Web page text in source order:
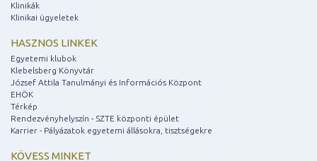
Klinikák
Klinikai ügyeletek
HASZNOS LINKEK
Egyetemi klubok
Klebelsberg Könyvtár
József Attila Tanulmányi és Információs Központ
EHÖK
Térkép
Rendezvényhelyszín - SZTE központi épület
Karrier - Pályázatok egyetemi állásokra, tisztségekre
KÖVESS MINKET